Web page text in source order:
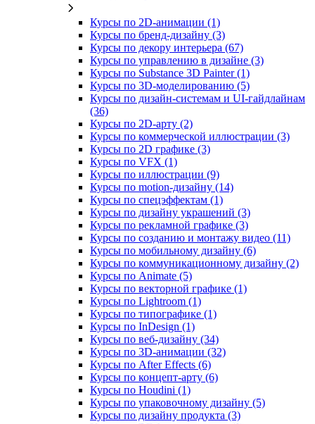
Курсы по 2D‑анимации (1)
Курсы по бренд‑дизайну (3)
Курсы по декору интерьера (67)
Курсы по управлению в дизайне (3)
Курсы по Substance 3D Painter (1)
Курсы по 3D‑моделированию (5)
Курсы по дизайн-системам и UI-гайдлайнам
(36)
Курсы по 2D‑арту (2)
Курсы по коммерческой иллюстрации (3)
Курсы по 2D графике (3)
Курсы по VFX (1)
Курсы по иллюстрации (9)
Курсы по motion-дизайну (14)
Курсы по спецэффектам (1)
Курсы по дизайну украшений (3)
Курсы по рекламной графике (3)
Курсы по созданию и монтажу видео (11)
Курсы по мобильному дизайну (6)
Курсы по коммуникационному дизайну (2)
Курсы по Animate (5)
Курсы по векторной графике (1)
Курсы по Lightroom (1)
Курсы по типографике (1)
Курсы по InDesign (1)
Курсы по веб‑дизайну (34)
Курсы по 3D‑анимации (32)
Курсы по After Effects (6)
Курсы по концепт‑арту (6)
Курсы по Houdini (1)
Курсы по упаковочному дизайну (5)
Курсы по дизайну продукта (3)